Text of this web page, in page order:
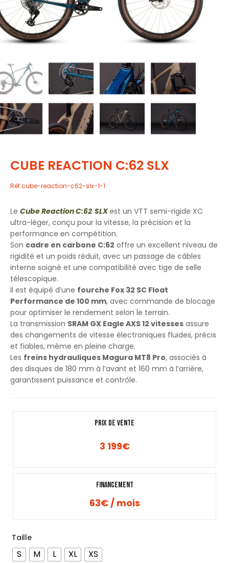
CUBE REACTION C:62 SLX
Réfcube-reaction-c62-slx-1-1
Le Cube Reaction C:62 SLXest un VTT semi-rigide XC
ultra-léger, conçu pour la vitesse, la précision et la
performance en compétition.
Son cadre en carbone C:62 offre un excellent niveau de
rigidité et un poids réduit, avec un passage de câbles
interne soigné et une compatibilité avec tige de selle
télescopique.
Il est équipé d’une fourche Fox 32 SC Float
Performance de 100 mm, avec commande de blocage
pour optimiser le rendement selon le terrain.
La transmission SRAM GX Eagle AXS 12 vitesses assure
des changements de vitesse électroniques fluides, précis
et fiables, même en pleine charge.
Les freins hydrauliques Magura MT8 Pro, associés à
des disques de 180 mm à l’avant et 160 mm à l’arrière,
garantissent puissance et contrôle.
PRIX DE VENTE
3 199€
Financement
63€ / mois
Taille
S M L XL XS